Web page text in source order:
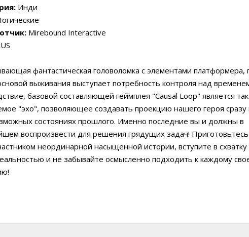
Инди
Mirebound Interactive
фантастическая головоломка с элементами платформера,
выживания выступает потребность контроля над
базовой составляющей геймплея "Causal Loop" является так
"эхо", позволяющее создавать проекцию нашего героя сразу
состояниях прошлого. Именно последние вы и должны в
воспроизвести для решения грядущих задач! Приготовьтесь
неординарной насыщенной истории, вступите в схватку
и не забывайте осмысленно подходить к каждому